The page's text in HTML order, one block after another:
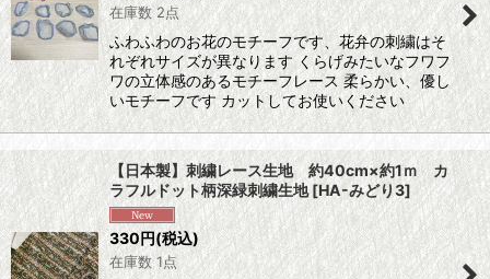
在庫数 2点
ふわふわのお花のモチーフです、花弁の刺繍はそ
れぞれサイズが異なります くらげみたいなフワフ
ワの立体感のあるモチーフレース 柔らかい、優し
いモチーフです カットしてお使いください
【日本製】刺繍レース生地 約40cm×約1ｍ カ
ラフルドット柄深緑刺繍生地 [HA-みどり3]
330円(税込)
在庫数 1点